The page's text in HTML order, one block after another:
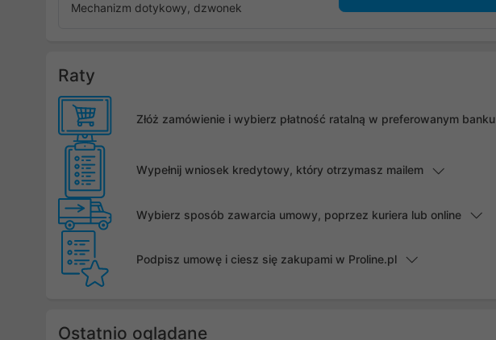
Mechanizm dotykowy, dzwonek
Raty
Złóż zamówienie i wybierz płatność ratalną w preferowanym banku
Wypełnij wniosek kredytowy, który otrzymasz mailem
Wybierz sposób zawarcia umowy, poprzez kuriera lub online
Podpisz umowę i ciesz się zakupami w Proline.pl
Ostatnio oglądane